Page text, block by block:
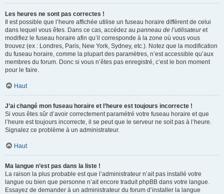
Les heures ne sont pas correctes !
Il est possible que l’heure affichée utilise un fuseau horaire différent de celui
dans lequel vous êtes. Dans ce cas, accédez au panneau de l’utilisateuret
modifiez le fuseau horaire afin qu’il corresponde à la zone où vous vous
trouvez (ex : Londres, Paris, New York, Sydney, etc.). Notez que la modification
du fuseau horaire, comme la plupart des paramètres, n’est accessible qu’aux
membres du forum. Donc si vous n’êtes pas enregistré, c’est le bon moment
pour le faire.
Haut
J’ai changé mon fuseau horaire et l’heure est toujours incorrecte !
Si vous êtes sûr d’avoir correctement paramétré votre fuseau horaire et que
l’heure est toujours incorrecte, il se peut que le serveur ne soit pas à l’heure.
Signalez ce problème à un administrateur.
Haut
Ma langue n’est pas dans la liste !
La raison la plus probable est que l’administrateur n’ait pas installé votre
langue ou bien que personne n’ait encore traduit phpBB dans votre langue.
Essayez de demander à un administrateur du forum d’installer la langue